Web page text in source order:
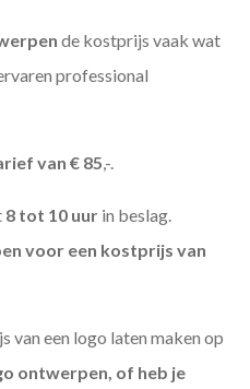
de kostprijs vaak wat
professional
van € 85,-.
8 tot 10 uur in beslag.
voor een kostprijs van
van een logo laten maken op
ontwerpen, of heb je